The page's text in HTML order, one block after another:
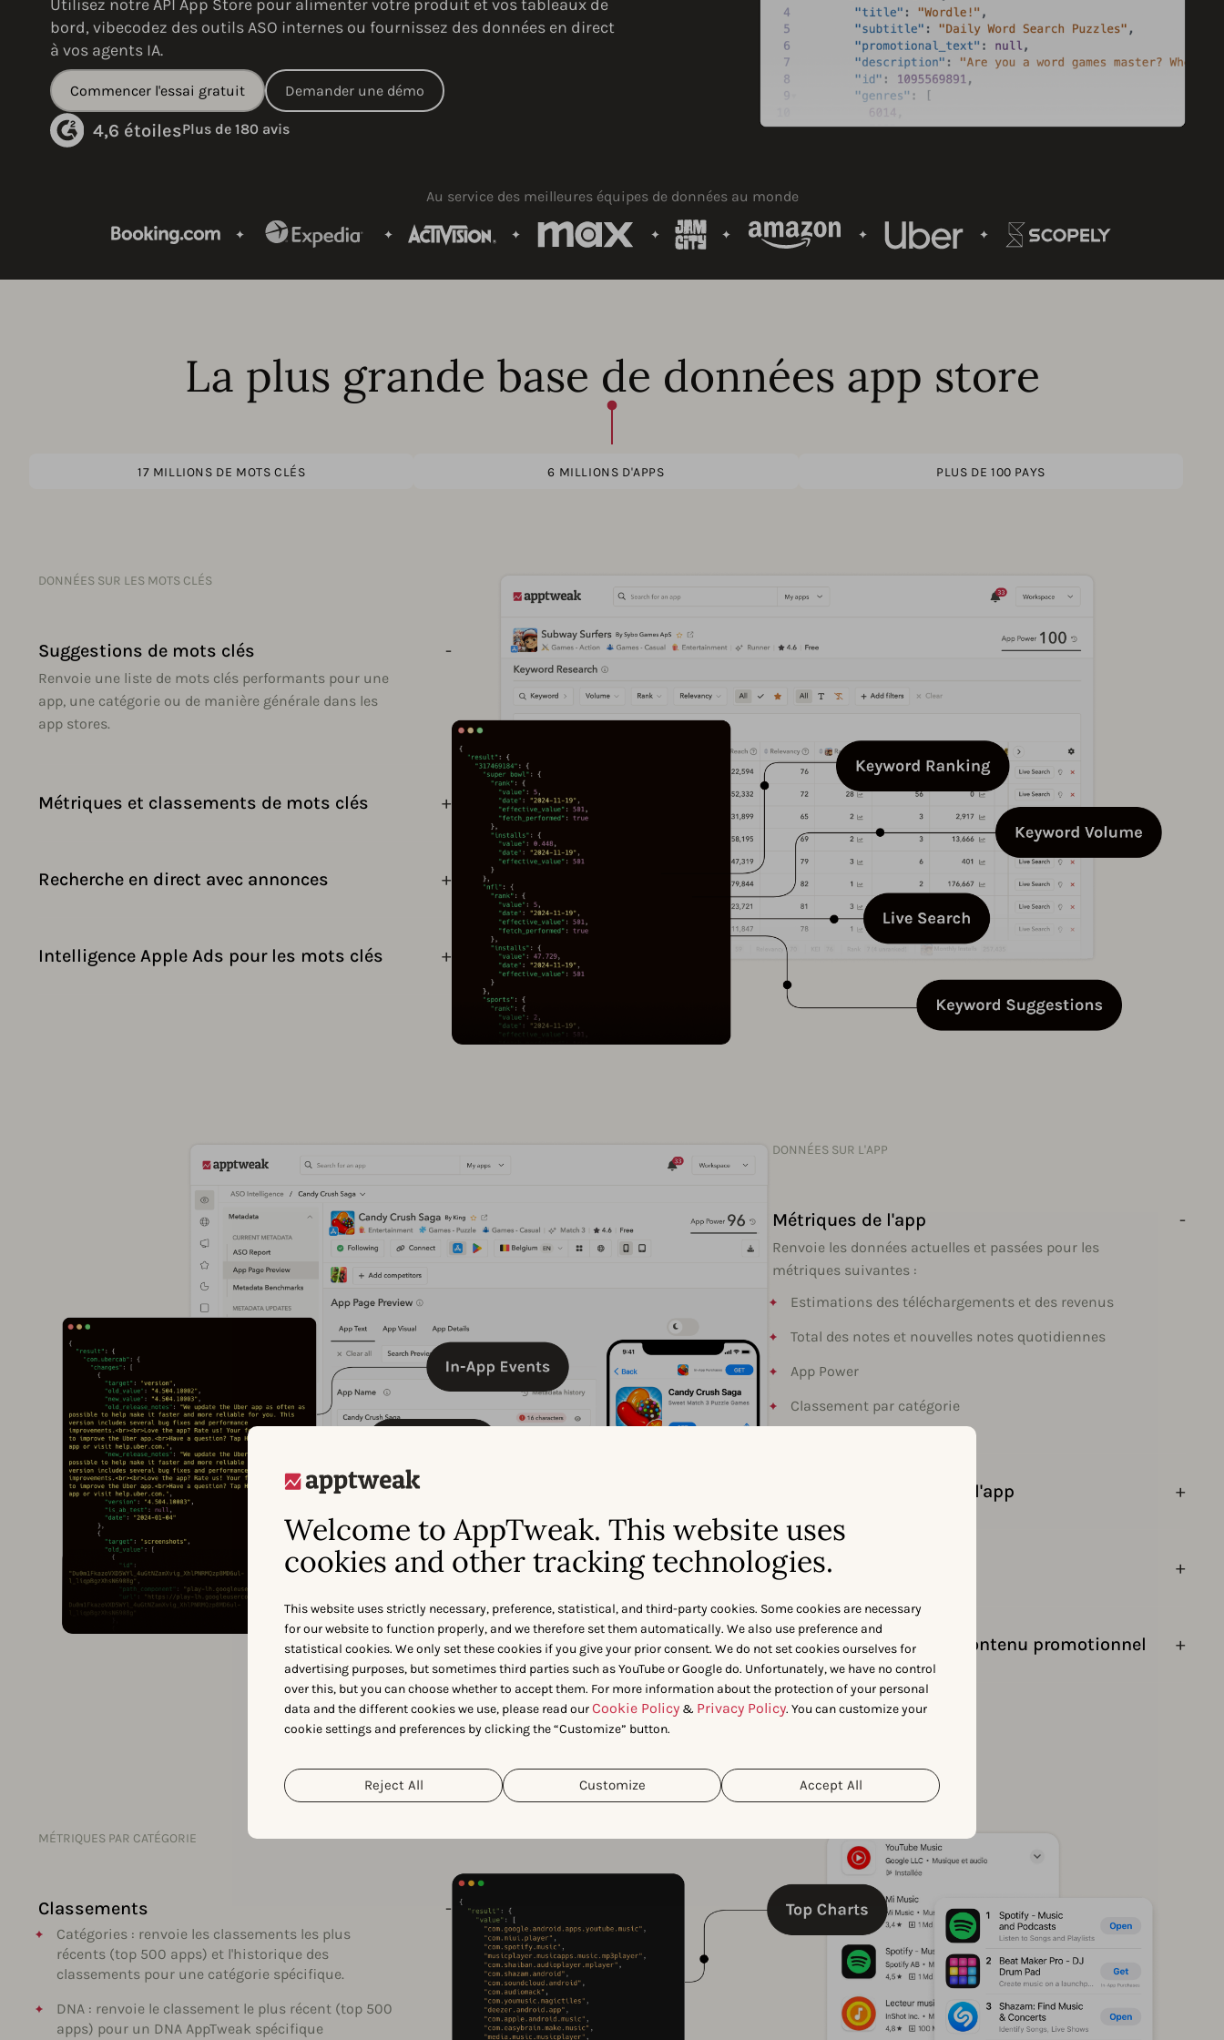
Welcome to AppTweak. This website uses
cookies and other tracking technologies.
This website uses strictly necessary, preference, statistical, and third-party cookies. Some cookies are necessary
for our website to function properly, and we therefore set them automatically. We also use preference and
statistical cookies. We only set these cookies if you give your prior consent. We do not set cookies ourselves for
advertising purposes, but sometimes third parties such as YouTube or Google do. Unfortunately, we have no control
over this, but you can choose whether to accept them. For more information about the protection of your personal
data and the different cookies we use, please read ourCookie Policy & Privacy Policy. You can customize your
cookie settings and preferences by clicking the “Customize” button.
Reject All Customize Accept All
Utilisez notre API App Store pour alimenter votre produit et vos tableaux de
bord, vibecodez des outils ASO internes ou fournissez des données en direct
à vos agents IA.
Commencer l'essai gratuit Demander une démo
4,6 étoilesPlus de 180 avis
Au service des meilleures équipes de données au monde
La plus grande base de données app store
17 MILLIONS DE MOTS CLÉS 6 MILLIONS D'APPS PLUS DE 100 PAYS
DONNÉES SUR LES MOTS CLÉS
Suggestions de mots clés
Renvoie une liste de mots clés performants pour une
app, une catégorie ou de manière générale dans les
app stores.
Métriques et classements de mots clés
Recherche en direct avec annonces
Intelligence Apple Ads pour les mots clés
DONNÉES SUR L'APP
Métriques de l'app
Renvoie les données actuelles et passées pour les
métriques suivantes :
Estimations des téléchargements et des revenus
Total des notes et nouvelles notes quotidiennes
App Power
Classement par catégorie
Métadonnées et avis de l'app
Contenu mis en avant
Événements in-app et contenu promotionnel
MÉTRIQUES PAR CATÉGORIE
Classements
Catégories : renvoie les classements les plus
récents (top 500 apps) et l'historique des
classements pour une catégorie spécifique.
DNA : renvoie le classement le plus récent (top 500
apps) pour un DNA AppTweak spécifique